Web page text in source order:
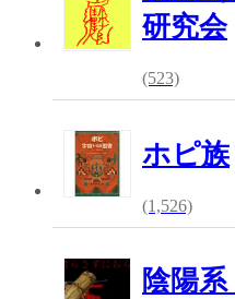
研究会
(523)
ホピ族
(1,526)
陰陽